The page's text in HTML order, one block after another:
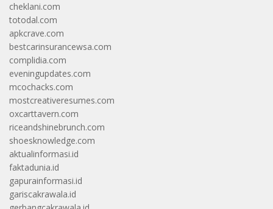
cheklani.com
totodal.com
apkcrave.com
bestcarinsurancewsa.com
complidia.com
eveningupdates.com
mcochacks.com
mostcreativeresumes.com
oxcarttavern.com
riceandshinebrunch.com
shoesknowledge.com
aktualinformasi.id
faktadunia.id
gapurainformasi.id
gariscakrawala.id